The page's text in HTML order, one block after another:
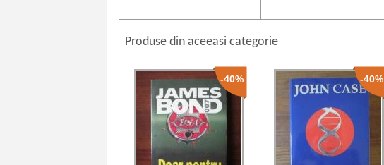
Produse din aceeasi categorie
-40% -40%